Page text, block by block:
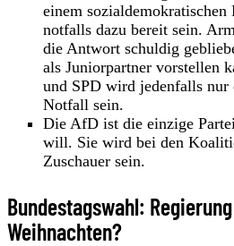
einem
notfalls dazu bereit sein.
die Antwort schuldig
als Juniorpartner vorstellen
und SPD wird jedenfalls nur
Notfall sein.
Die AfD ist die einzige
will. Sie wird bei den
Zuschauer sein.
Bundestagswahl:
Weihnachten?